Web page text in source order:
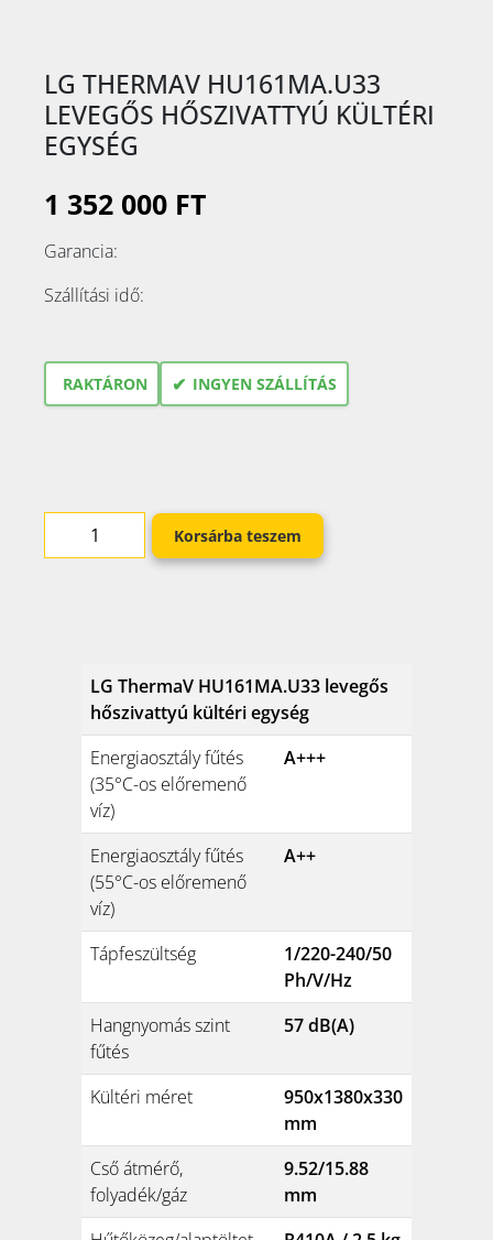
LG THERMAV HU161MA.U33
LEVEGŐS HŐSZIVATTYÚ KÜLTÉRI
EGYSÉG
1 352 000 FT
Garancia:
Szállítási idő:
RAKTÁRON ✔ INGYEN SZÁLLÍTÁS
Korsárba teszem
LG ThermaV HU161MA.U33 levegős
hőszivattyú kültéri egység
Energiaosztály fűtés
(35°C-os előremenő
víz)
A+++
Energiaosztály fűtés
(55°C-os előremenő
víz)
A++
Tápfeszültség
1/220-240/50
Ph/V/Hz
Hangnyomás szint
fűtés
57 dB(A)
Kültéri méret
950x1380x330
mm
Cső átmérő,
folyadék/gáz
9.52/15.88
mm